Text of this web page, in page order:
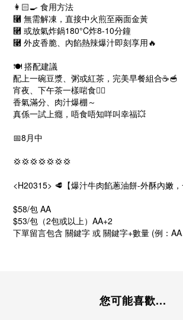
👩🏻‍🍳 食用方法
⿡ 無需解凍，直接中火煎至兩面金黃
⿢ 或放氣炸鍋180°C炸8-10分鐘
⿣ 外皮香脆、內餡熱辣爆汁即刻享用🔥
🍽 搭配建議
配上一碗豆漿、粥或紅茶，完美早餐組合☕🥣
宵夜、下午茶一樣啱食👍🏻
香氣滿分、肉汁爆棚～
真係一試上癮，唔食唔知咩叫幸福💥
📅8月中
💢💢💢💢💢💢💢
<H20315> 🥩 【爆汁牛肉餡蔥油餅-外酥內嫩
$58/包 AA
$53/包（2包或以上）AA+2
下單留言包含 關鍵字 或 關鍵字+數量 (例：
您可能喜歡...